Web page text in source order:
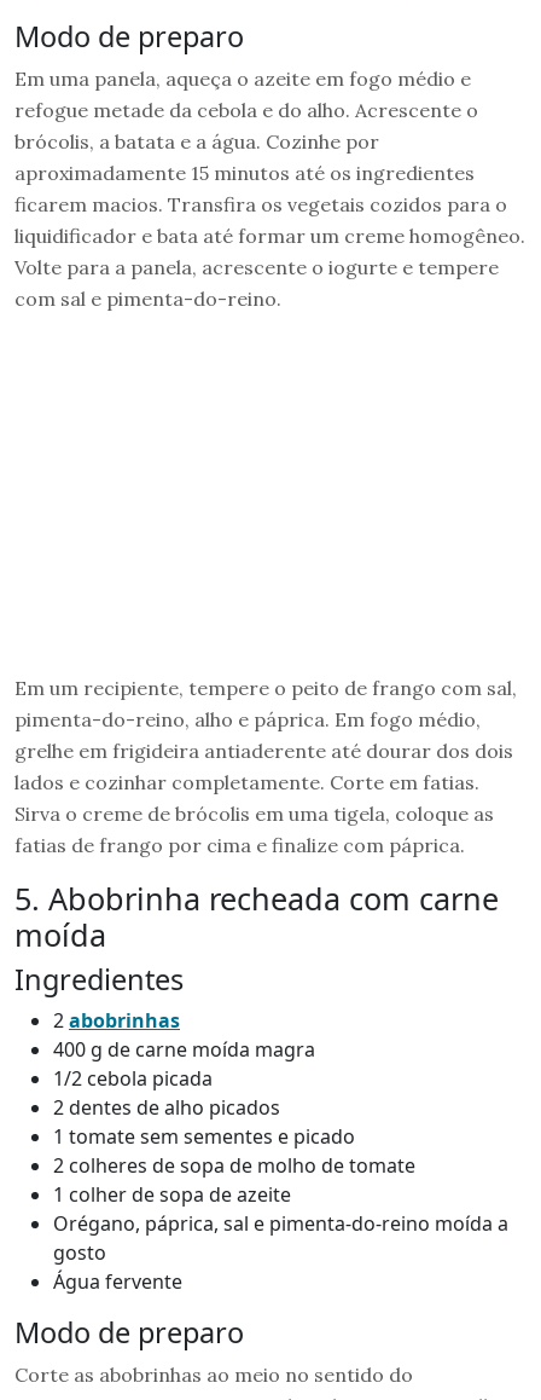
Modo de preparo
Em uma panela, aqueça o azeite em fogo médio e
refogue metade da cebola e do alho. Acrescente o
brócolis, a batata e a água. Cozinhe por
aproximadamente 15 minutos até os ingredientes
ficarem macios. Transfira os vegetais cozidos para o
liquidificador e bata até formar um creme homogêneo.
Volte para a panela, acrescente o iogurte e tempere
com sal e pimenta-do-reino.
Em um recipiente, tempere o peito de frango com sal,
pimenta-do-reino, alho e páprica. Em fogo médio,
grelhe em frigideira antiaderente até dourar dos dois
lados e cozinhar completamente. Corte em fatias.
Sirva o creme de brócolis em uma tigela, coloque as
fatias de frango por cima e finalize com páprica.
5. Abobrinha recheada com carne
moída
Ingredientes
2abobrinhas
400 g de carne moída magra
1/2 cebola picada
2 dentes de alho picados
1 tomate sem sementes e picado
2 colheres de sopa de molho de tomate
1 colher de sopa de azeite
Orégano, páprica, sal e pimenta-do-reino moída a
gosto
Água fervente
Modo de preparo
Corte as abobrinhas ao meio no sentido do